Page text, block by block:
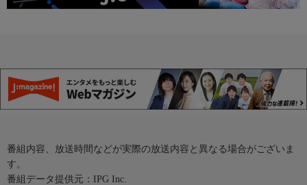
番組内容、放送時間などが実際の放送内容と異なる場合がございま
す。
番組データ提供元：IPG Inc.